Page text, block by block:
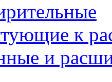
к
и